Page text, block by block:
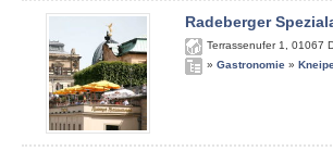
Radeberger
Terrassenufer 1 01067
» Gastronomie »